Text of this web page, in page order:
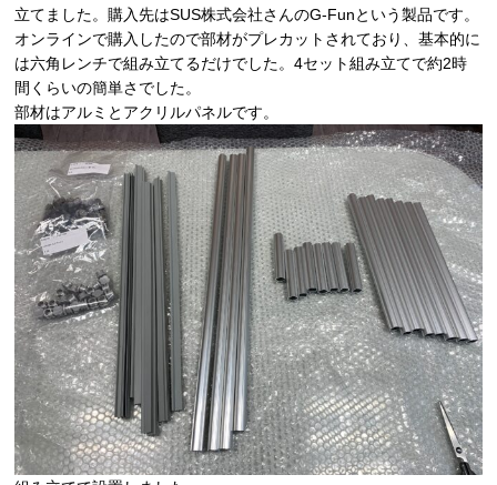
立てました。購入先はSUS株式会社さんのG-Funという製品です。
オンラインで購入したので部材がプレカットされており、基本的に
は六角レンチで組み立てるだけでした。4セット組み立てで約2時
間くらいの簡単さでした。
部材はアルミとアクリルパネルです。